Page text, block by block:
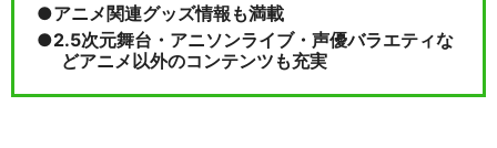
アニメ関連グッズ情報も満載
2.5次元舞台・アニソンライブ・声優バラエティな
どアニメ以外のコンテンツも充実